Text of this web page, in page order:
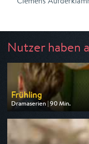
Nutzer haben
Frühling
Dramaserien | 90 Min.
Ausgestrahlt von ZDF
am 09.08.2026, 20:15